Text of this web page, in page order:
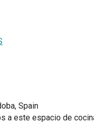
Spain
a este espacio de